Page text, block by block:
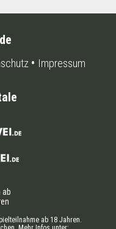
Impressum
ab
ab 18 Jahren.